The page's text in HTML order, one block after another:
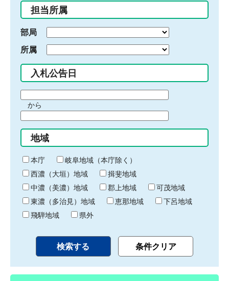
入
力
担当所属
部局
所属
入札公告日
間
始
り
から
間
終
わ
り
地域
本庁
岐阜地域（本庁除く）
西濃（大垣）地域
揖斐地域
中濃（美濃）地域
郡上地域
可茂地域
東濃（多治見）地域
恵那地域
下呂地域
飛騨地域
県外